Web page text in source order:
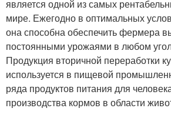
является одной из самых
мире. Ежегодно в оптимальных
она способна обеспечить фермера
постоянными урожаями в любом
Продукция вторичной переработки
используется в пищевой
ряда продуктов питания для
производства кормов в области